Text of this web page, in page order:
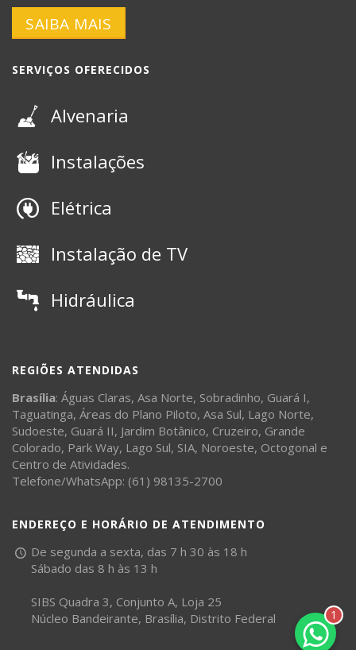
SAIBA MAIS
SERVIÇOS OFERECIDOS
Alvenaria
Instalações
Elétrica
Instalação de TV
Hidráulica
REGIÕES ATENDIDAS
Brasília: Águas Claras, Asa Norte, Sobradinho, Guará I,
Taguatinga, Áreas do Plano Piloto, Asa Sul, Lago Norte,
Sudoeste, Guará II, Jardim Botânico, Cruzeiro, Grande
Colorado, Park Way, Lago Sul, SIA, Noroeste, Octogonal e
Centro de Atividades.
Telefone/WhatsApp: (61) 98135-2700
ENDEREÇO E HORÁRIO DE ATENDIMENTO
De segunda a sexta, das 7 h 30 às 18 h
Sábado das 8 h às 13 h
SIBS Quadra 3, Conjunto A, Loja 25
Núcleo Bandeirante, Brasília, Distrito Federal
1